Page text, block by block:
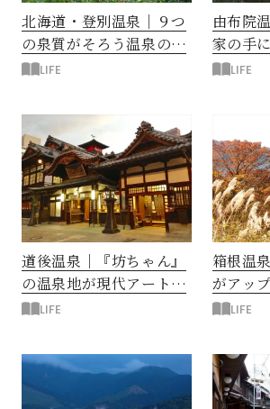
北海道・登別温泉｜９つ
の泉質がそろう温泉のデ
パート
LIFE
由布院
家の手
が誕生
LIFE
道後温泉｜『坊ちゃん』
の温泉地が現代アートの
舞台に
LIFE
箱根温
がアッ
も魅力
LIFE